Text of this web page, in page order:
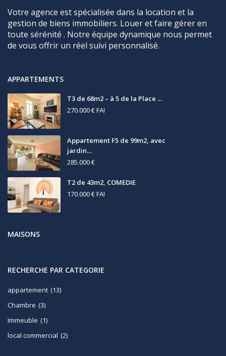
Votre agence est spécialisée dans la location et la
gestion de biens immobiliers. Louer et faire gérer en
toute sérénité . Notre équipe dynamique nous permet
de vous offrir un réel suivi personnalisé.
APPARTEMENTS
T3 de 68m2 – à 5 de la Place ...
270.000 €FAI
Appartement F5 de 99m2, avec
jardin...
285.000 €
T2 de 43m2, COMEDIE
170.000 €FAI
MAISONS
RECHERCHE PAR CATEGORIE
appartement (13)
Chambre (3)
Immeuble (1)
local commercial (2)